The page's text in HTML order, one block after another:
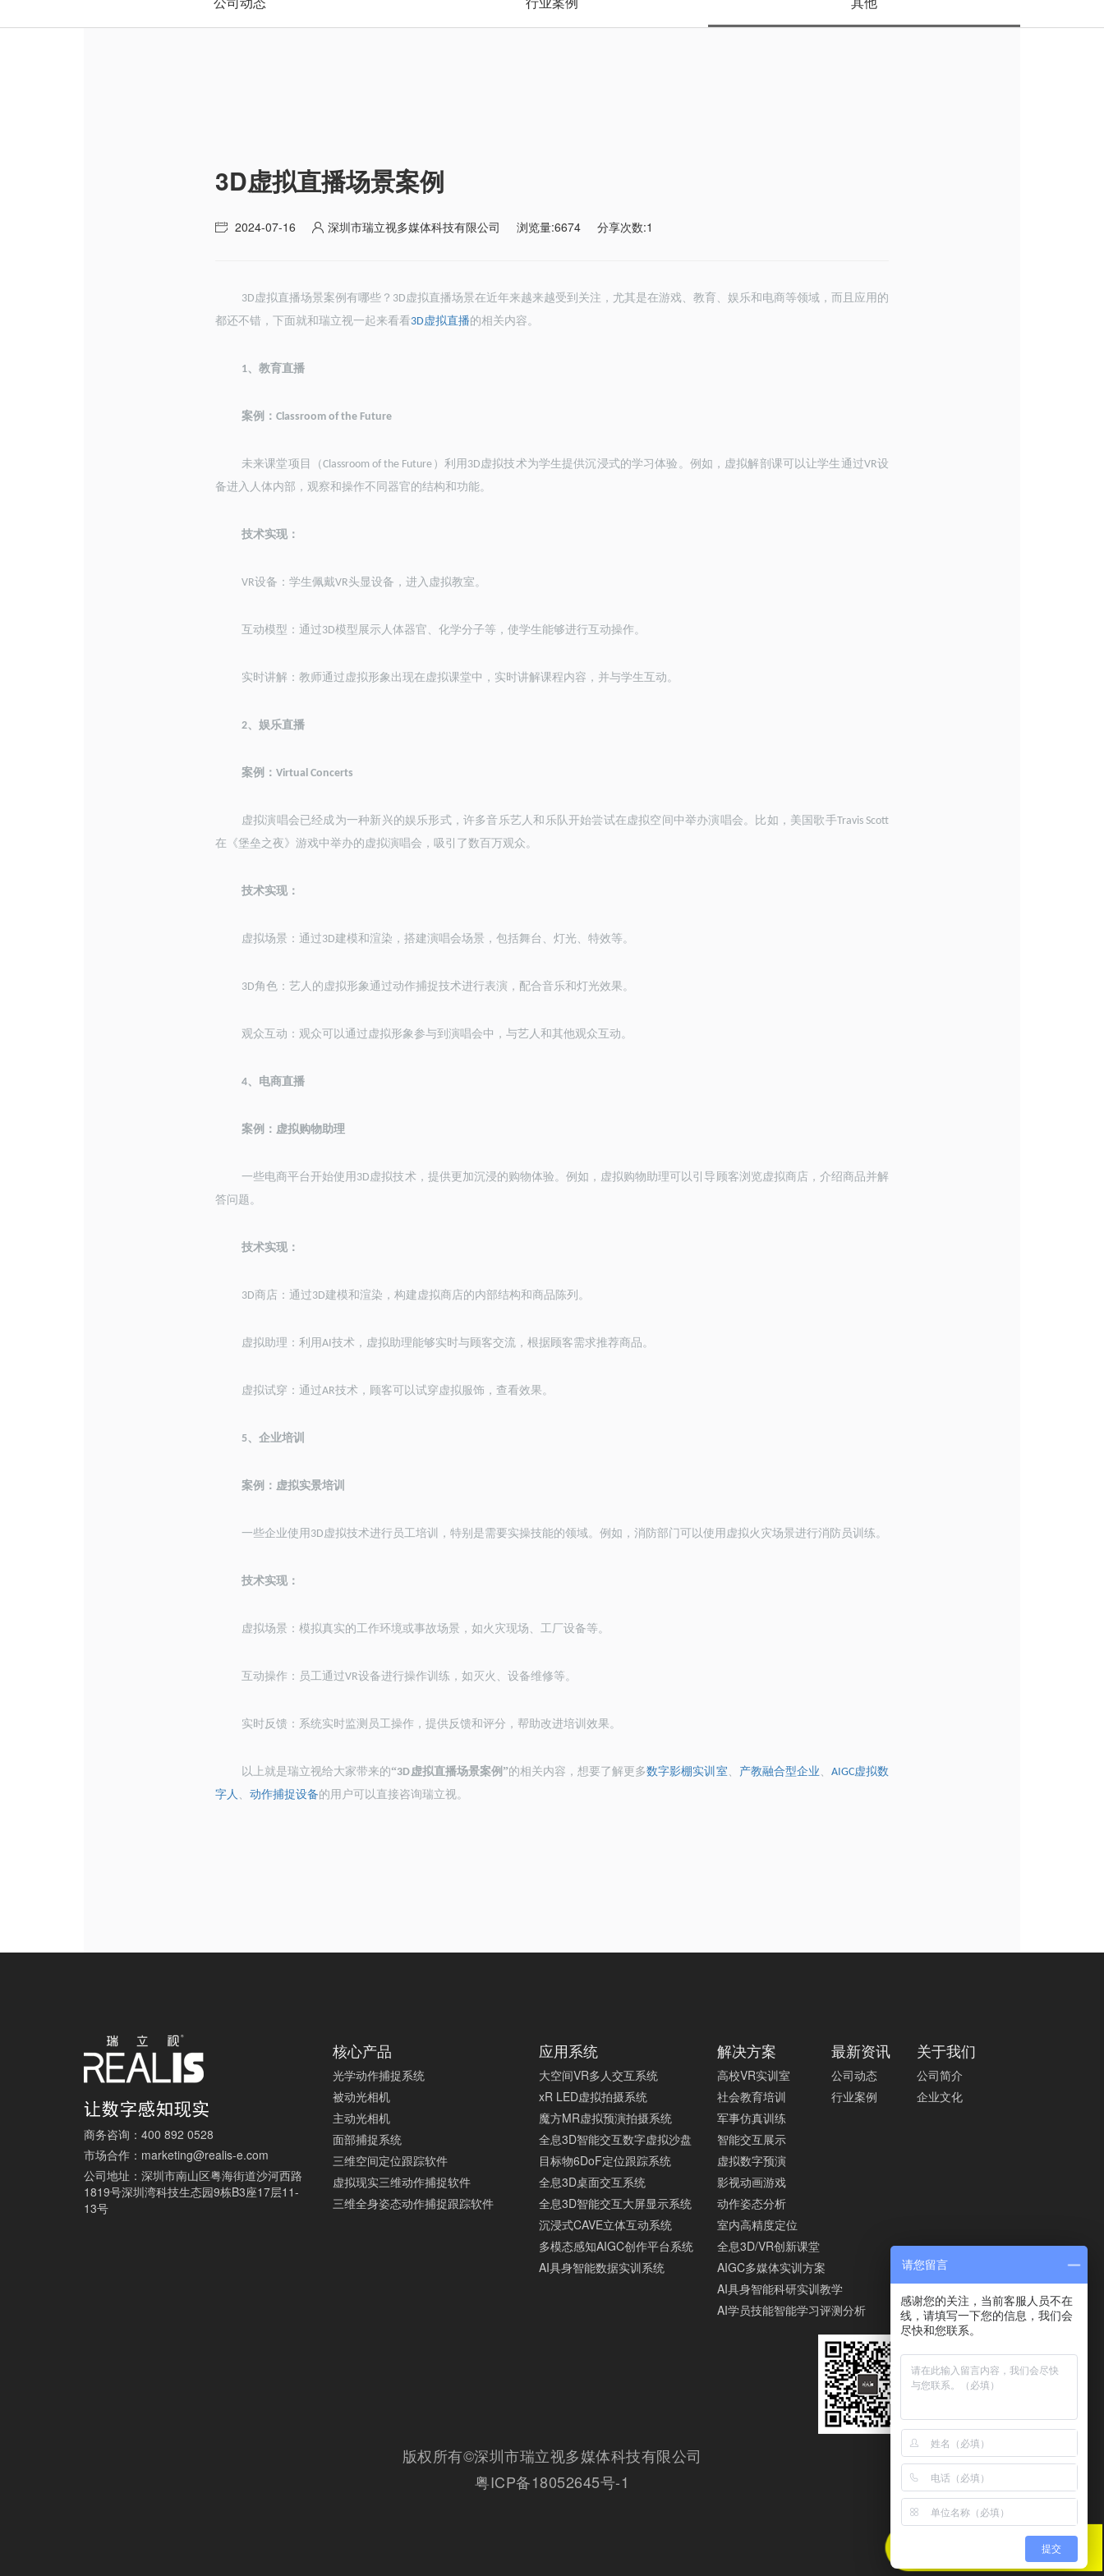
3D虚拟直播场景案例
2024-07-16 深圳市瑞立视多媒体科技有限公司 浏览量:6674 分享次数:1
3D 虚拟直播场景案例 有哪些？ 3D 虚拟直播场景在近年来越来越受到关注，尤其是在游戏、教育、娱乐和电商等领域 ，而且应用的
都还不错，下面就和瑞立视一起来看看3D虚拟直播的相关内容。
1、 教育直播
案例： Classroom of the Future
未来课堂项目（Classroom of the Future ）利用 3D 虚拟技术为学生提供沉浸式的学习体验。例如，虚拟解剖课可以让学生通过VR设
备进入人体内部，观察和操作不同器官的结构和功能。
技术实现：
VR设备：学生佩戴VR头显设备，进入虚拟教室。
互动模型：通过3D模型展示人体器官、化学分子等，使学生能够进行互动操作。
实时讲解：教师通过虚拟形象出现在虚拟课堂中，实时讲解课程内容，并与学生互动。
2、 娱乐直播
案例： Virtual Concerts
虚拟演唱会已经成为一种新兴的娱乐形式，许多音乐艺人和乐队开始尝试在虚拟空间中举办演唱会。比如，美国歌手Travis Scott
在《堡垒之夜》游戏中举办的虚拟演唱会，吸引了数百万观众。
技术实现：
虚拟场景：通过3D建模和渲染，搭建演唱会场景，包括舞台、灯光、特效等。
3D角色：艺人的虚拟形象通过动作捕捉技术进行表演，配合音乐和灯光效果。
观众互动：观众可以通过虚拟形象参与到演唱会中，与艺人和其他观众互动。
4、 电商直播
案例：虚拟购物助理
一些电商平台开始使用 3D 虚拟技术，提供更加沉浸的购物体验。例如，虚拟购物助理可以引导顾客浏览虚拟商店，介绍商品并解
答问题。
技术实现：
3D商店：通过3D建模和渲染，构建虚拟商店的内部结构和商品陈列。
虚拟助理：利用 AI 技术，虚拟助理能够实时与顾客交流，根据顾客需求推荐商品。
虚拟试穿：通过AR技术，顾客可以试穿虚拟服饰，查看效果。
5、 企业培训
案例：虚拟实景培训
一些企业使用 3D 虚拟技术进行员工培训，特别是需要实操技能的领域。例如，消防部门可以使用虚拟火灾场景进行消防员训练。
技术实现：
虚拟场景：模拟真实的工作环境或事故场景，如火灾现场、工厂设备等。
互动操作：员工通过VR设备进行操作训练，如灭火、设备维修等。
实时反馈：系统实时监测员工操作，提供反馈和评分，帮助改进培训效果。
以上就是瑞立视给大家带来的“3D 虚拟直播场景案例 ”的相关内容，想要了解更多数字影棚实训室 产教融合型企业 AIGC虚拟数
字人
动作捕捉设备的用户可以直接咨询瑞立视。
商务咨询： 400 892 0528
市场合作： marketing@realis-e.com
公司地址： 深圳市南山区粤海街道沙河西路
1819号深圳湾科技生态园9栋B3座17层11-
13号
核心产品
光学动作捕捉系统
被动光相机
主动光相机
面部捕捉系统
三维空间定位跟踪软件
虚拟现实三维动作捕捉软件
三维全身姿态动作捕捉跟踪软件
应用系统
大空间VR多人交互系统
xR LED虚拟拍摄系统
魔方MR虚拟预演拍摄系统
全息3D智能交互数字虚拟沙盘
目标物6DoF定位跟踪系统
全息3D桌面交互系统
全息3D智能交互大屏显示系统
沉浸式CAVE立体互动系统
多模态感知AIGC创作平台系统
AI具身智能数据实训系统
解决方案
高校VR实训室
社会教育培训
军事仿真训练
智能交互展示
虚拟数字预演
影视动画游戏
动作姿态分析
室内高精度定位
全息3D/VR创新课堂
AIGC多媒体实训方案
AI具身智能科研实训教学
AI学员技能智能学习评测分析
最新资讯
公司动态
行业案例
关于我们
公司简介
企业文化
版权所有©深圳市瑞立视多媒体科技有限公司
粤ICP备18052645号-1
请您留言
感谢您的关注，当前客服人员不在
线，请填写一下您的信息，我们会
尽快和您联系。
提交